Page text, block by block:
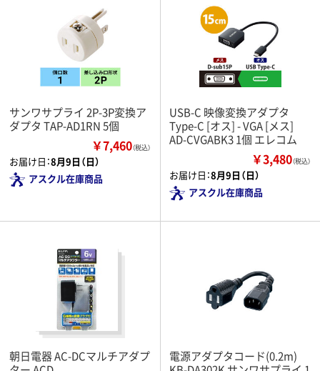
サンワサプライ 2P-3P変換ア
ダプタ TAP-AD1RN 5個
￥7,460（税込）
お届け日：8月9日（日）
アスクル在庫商品
USB-C 映像変換アダプタ
Type-C [オス] - VGA [メス]
AD-CVGABK3 1個 エレコム
￥3,480（税込）
お届け日：8月9日（日）
アスクル在庫商品
朝日電器 AC-DCマルチアダプ
電源アダプタコード(0.2m)